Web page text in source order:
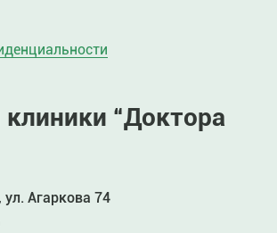
“Доктора
ул. Агаркова 74